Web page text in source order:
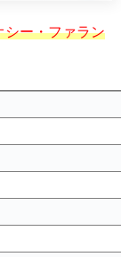
シー・ファラン